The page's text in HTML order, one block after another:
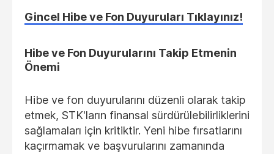
Gincel Hibe ve Fon Duyuruları Tıklayınız!
Hibe ve Fon Duyurularını Takip Etmenin
Önemi
Hibe ve fon duyurularını düzenli olarak takip
etmek, STK'ların finansal sürdürülebilirliklerini
sağlamaları için kritiktir. Yeni hibe fırsatlarını
kaçırmamak ve başvurularını zamanında